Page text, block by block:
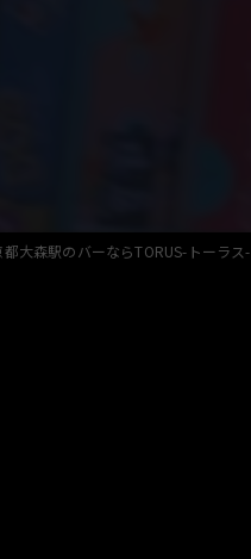
都大森駅のバーならTORUS-トーラス-